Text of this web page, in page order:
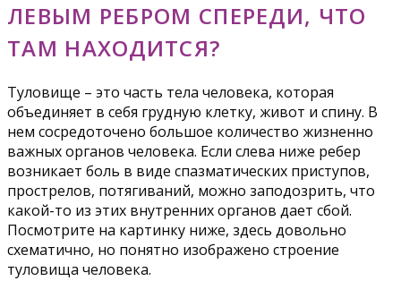
ЛЕВЫМ РЕБРОМ СПЕРЕДИ, ЧТО
ТАМ НАХОДИТСЯ?
Туловище – это часть тела человека, которая
объединяет в себя грудную клетку, живот и спину. В
нем сосредоточено большое количество жизненно
важных органов человека. Если слева ниже ребер
возникает боль в виде спазматических приступов,
прострелов, потягиваний, можно заподозрить, что
какой-то из этих внутренних органов дает сбой.
Посмотрите на картинку ниже, здесь довольно
схематично, но понятно изображено строение
туловища человека.